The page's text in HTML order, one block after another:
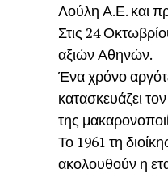
Λούλη Α.Ε. και
Στις 24
αξιών Αθηνών.
Ένα χρόνο
κατασκευάζει
της
Το 1961 τη
ακολουθούν η